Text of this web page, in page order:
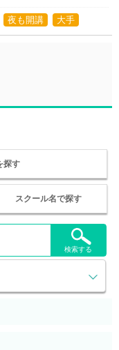
夜も開講 大手
探す
スクール名で探す
検索する